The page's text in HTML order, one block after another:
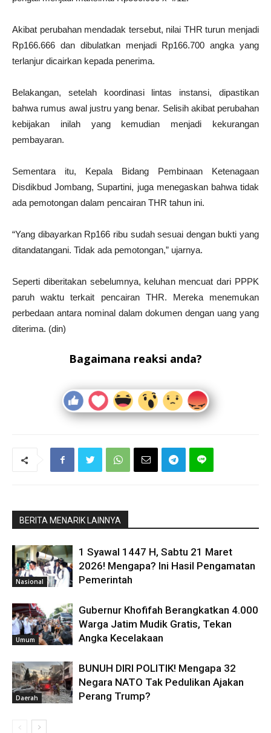
Akibat perubahan mendadak tersebut, nilai THR turun menjadi
Rp166.666 dan dibulatkan menjadi Rp166.700 angka yang
terlanjur dicairkan kepada penerima.
Belakangan, setelah koordinasi lintas instansi, dipastikan
bahwa rumus awal justru yang benar. Selisih akibat perubahan
kebijakan inilah yang kemudian menjadi kekurangan
pembayaran.
Sementara itu, Kepala Bidang Pembinaan Ketenagaan
Disdikbud Jombang, Supartini, juga menegaskan bahwa tidak
ada pemotongan dalam pencairan THR tahun ini.
“Yang dibayarkan Rp166 ribu sudah sesuai dengan bukti yang
ditandatangani. Tidak ada pemotongan,” ujarnya.
Seperti diberitakan sebelumnya, keluhan mencuat dari PPPK
paruh waktu terkait pencairan THR. Mereka menemukan
perbedaan antara nominal dalam dokumen dengan uang yang
diterima. (din)
Bagaimana reaksi anda?
BERITA MENARIK LAINNYA
Nasional
1 Syawal 1447 H, Sabtu 21 Maret
2026! Mengapa? Ini Hasil Pengamatan
Pemerintah
Umum
Gubernur Khofifah Berangkatkan 4.000
Warga Jatim Mudik Gratis, Tekan
Angka Kecelakaan
Daerah
BUNUH DIRI POLITIK! Mengapa 32
Negara NATO Tak Pedulikan Ajakan
Perang Trump?